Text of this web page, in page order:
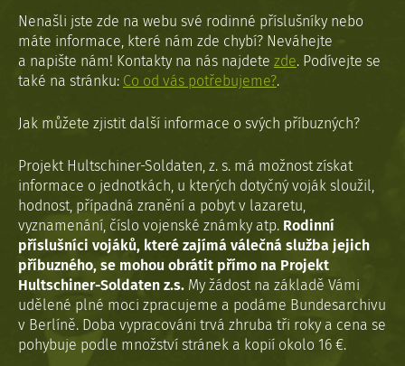
Nenašli jste zde na webu své rodinné příslušníky nebo
máte informace, které nám zde chybí? Neváhejte
a napište nám! Kontakty na nás najdete zde. Podívejte se
také na stránku: Co od vás potřebujeme?.
Jak můžete zjistit další informace o svých příbuzných?
Projekt Hultschiner-Soldaten, z. s. má možnost získat
informace o jednotkách, u kterých dotyčný voják sloužil,
hodnost, případná zranění a pobyt v lazaretu,
vyznamenání, číslo vojenské známky atp. Rodinní
příslušníci vojáků, které zajímá válečná služba jejich
příbuzného, se mohou obrátit přímo na Projekt
Hultschiner-Soldaten z.s. My žádost na základě Vámi
udělené plné moci zpracujeme a podáme Bundesarchivu
v Berlíně. Doba vypracováni trvá zhruba tři roky a cena se
pohybuje podle množství stránek a kopií okolo 16 €.